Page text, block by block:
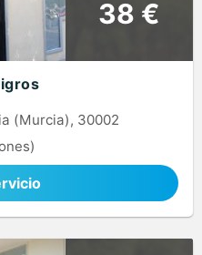
38 €
(Murcia), 30002